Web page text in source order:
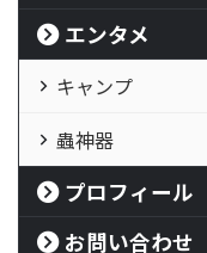
エンタメ
キャンプ
蟲神器
プロフィール
お問い合わせ